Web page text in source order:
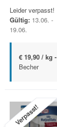
Leider verpasst!
Gültig: 13.06. -
19.06.
€ 19,90 / kg -
Becher
Verpasst!